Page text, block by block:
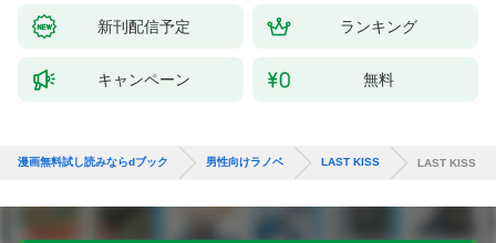
新刊配信予定 ランキング
キャンペーン 無料
漫画無料試し読みならdブック 男性向けラノベ LAST KISS LAST KISS